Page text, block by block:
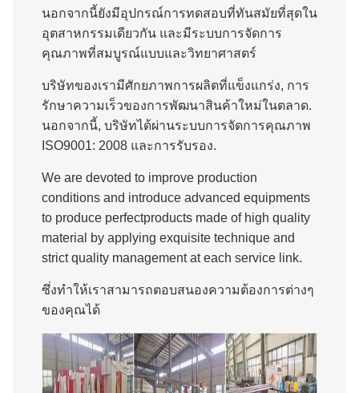
นอกจากนี้ยังมีอุปกรณ์การทดสอบที่ทันสมัยที่สุดใน
อุตสาหกรรมเดียวกัน และมีระบบการจัดการ
คุณภาพที่สมบูรณ์แบบและวิทยาศาสตร์
บริษัทของเรามีศักยภาพการผลิตที่แข็งแกร่ง, การ
รักษาความเร็วของการพัฒนาสินค้าใหม่ในตลาด.
นอกจากนี้, บริษัทได้ผ่านระบบการจัดการคุณภาพ
ISO9001: 2008 และการรับรอง.
We are devoted to improve production
conditions and introduce advanced equipments
to produce perfectproducts made of high quality
material by applying exquisite technique and
strict quality management at each service link.
ซึ่งทําให้เราสามารถตอบสนองความต้องการต่างๆ
ของคุณได้